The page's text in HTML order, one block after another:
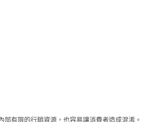
有限的行銷資源，也容易讓消費者造成混淆。